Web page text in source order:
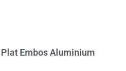
Embos Aluminium